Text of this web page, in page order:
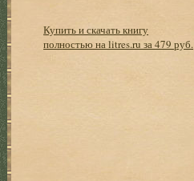
Купить и скачать книгу
полностью на litres.ru за 479 руб.